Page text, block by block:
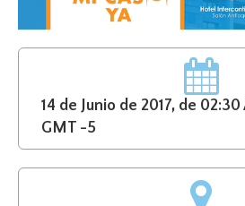
14 de Junio de 2017, de
GMT -5